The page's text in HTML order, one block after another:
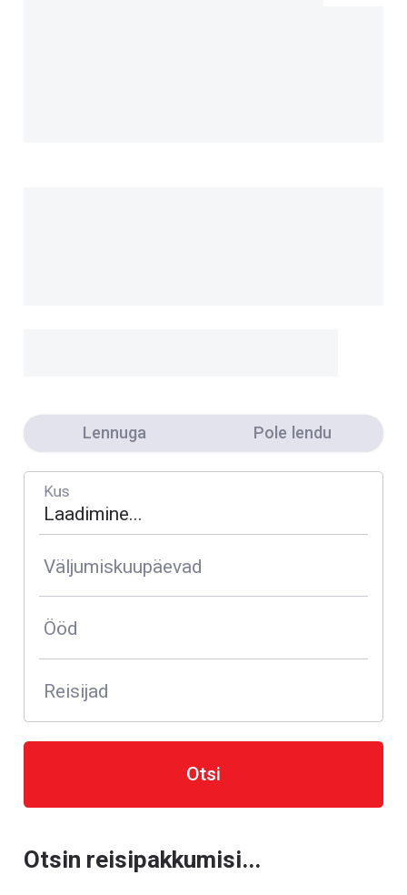
Lennuga Pole lendu
Kus
Väljumiskuupäevad
Ööd
Reisijad
Otsi
Otsin reisipakkumisi...